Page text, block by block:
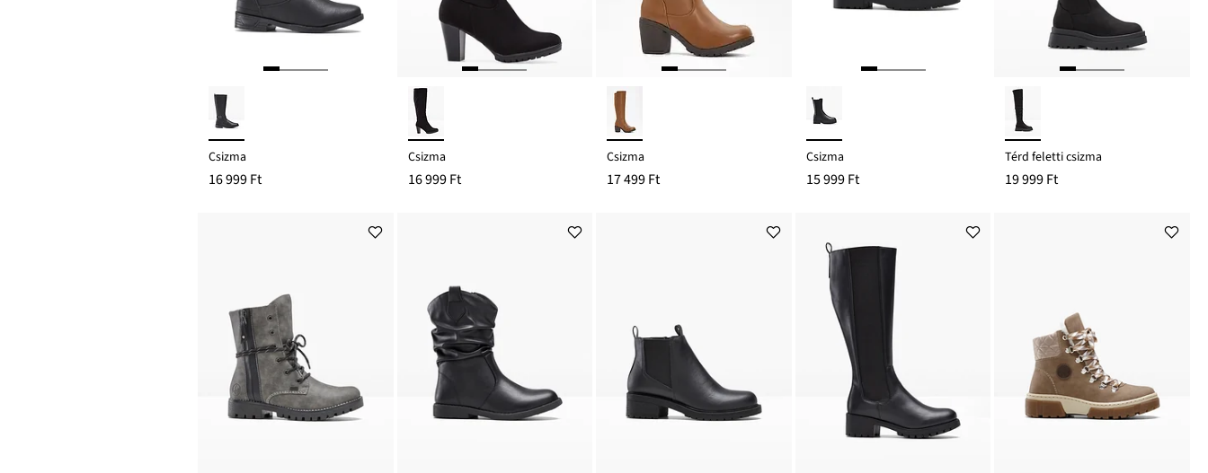
Csizma
16 999 Ft
Csizma
16 999 Ft
Csizma
17 499 Ft
Csizma
15 999 Ft
Térd feletti csizma
19 999 Ft